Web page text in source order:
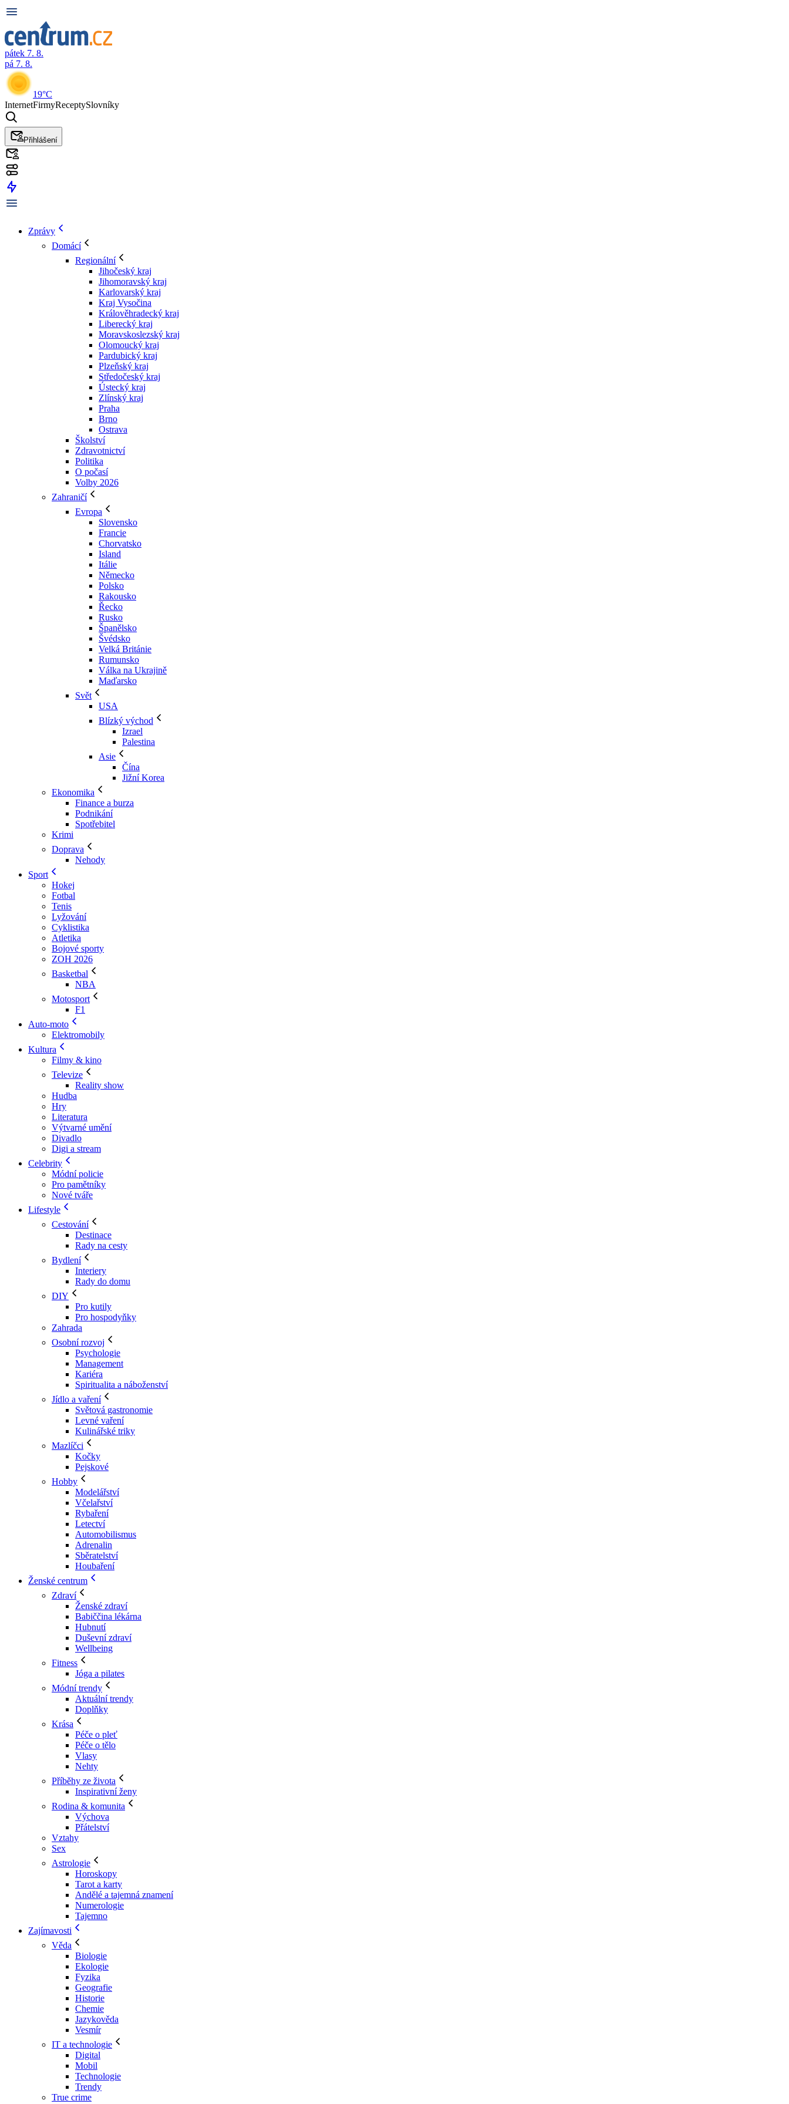
pátek 7. 8.
pá 7. 8.
19°C
InternetFirmyReceptySlovníky
Přihlášení
Zprávy
Domácí
Regionální
Jihočeský kraj
Jihomoravský kraj
Karlovarský kraj
Kraj Vysočina
Králověhradecký kraj
Liberecký kraj
Moravskoslezský kraj
Olomoucký kraj
Pardubický kraj
Plzeňský kraj
Středočeský kraj
Ústecký kraj
Zlínský kraj
Praha
Brno
Ostrava
Školství
Zdravotnictví
Politika
O počasí
Volby 2026
Zahraničí
Evropa
Slovensko
Francie
Chorvatsko
Island
Itálie
Německo
Polsko
Rakousko
Řecko
Rusko
Španělsko
Švédsko
Velká Británie
Rumunsko
Válka na Ukrajině
Maďarsko
Svět
USA
Blízký východ
Izrael
Palestina
Asie
Čína
Jižní Korea
Ekonomika
Finance a burza
Podnikání
Spotřebitel
Krimi
Doprava
Nehody
Sport
Hokej
Fotbal
Tenis
Lyžování
Cyklistika
Atletika
Bojové sporty
ZOH 2026
Basketbal
NBA
Motosport
F1
Auto-moto
Elektromobily
Kultura
Filmy & kino
Televize
Reality show
Hudba
Hry
Literatura
Výtvarné umění
Divadlo
Digi a stream
Celebrity
Módní policie
Pro pamětníky
Nové tváře
Lifestyle
Cestování
Destinace
Rady na cesty
Bydlení
Interiery
Rady do domu
DIY
Pro kutily
Pro hospodyňky
Zahrada
Osobní rozvoj
Psychologie
Management
Kariéra
Spiritualita a náboženství
Jídlo a vaření
Světová gastronomie
Levné vaření
Kulinářské triky
Mazlíčci
Kočky
Pejskové
Hobby
Modelářství
Včelařství
Rybaření
Letectví
Automobilismus
Adrenalin
Sběratelství
Houbaření
Ženské centrum
Zdraví
Ženské zdraví
Babiččina lékárna
Hubnutí
Duševní zdraví
Wellbeing
Fitness
Jóga a pilates
Módní trendy
Aktuální trendy
Doplňky
Krása
Péče o pleť
Péče o tělo
Vlasy
Nehty
Příběhy ze života
Inspirativní ženy
Rodina & komunita
Výchova
Přátelství
Vztahy
Sex
Astrologie
Horoskopy
Tarot a karty
Andělé a tajemná znamení
Numerologie
Tajemno
Zajímavosti
Věda
Biologie
Ekologie
Fyzika
Geografie
Historie
Chemie
Jazykověda
Vesmír
IT a technologie
Digital
Mobil
Technologie
Trendy
True crime